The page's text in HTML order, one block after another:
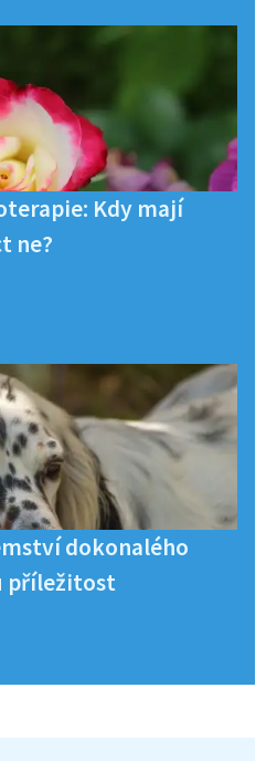
Kdy mají
ne?
dokonalého
příležitost